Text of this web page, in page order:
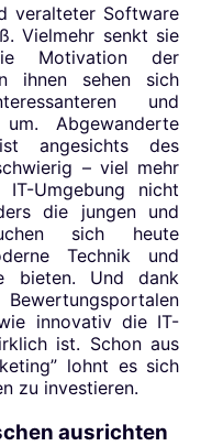
veralteter Software
Vielmehr senkt sie
Motivation der
ihnen sehen sich
und
Abgewanderte
angesichts des
– viel mehr
Umgebung nicht
die jungen und
sich heute
Technik und
bieten. Und dank
innovativ die IT-
ist. Schon aus
lohnt es sich
zu investieren.
ausrichten